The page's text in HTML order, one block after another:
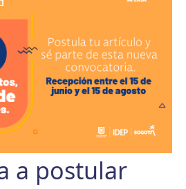
a postular